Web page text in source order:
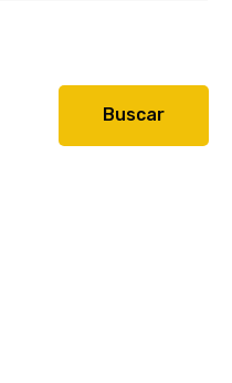
Buscar